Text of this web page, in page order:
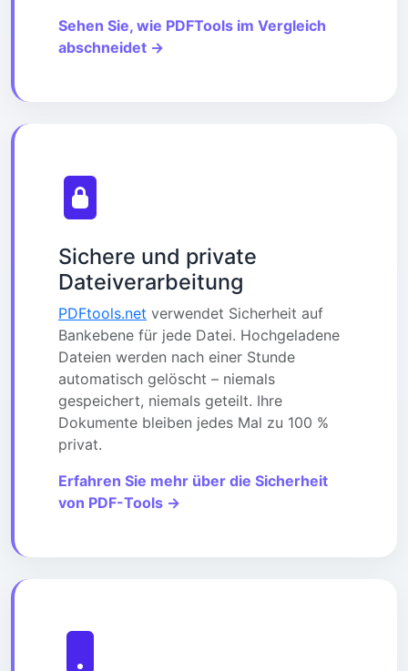
Sehen Sie, wie PDFTools im Vergleich
abschneidet →
Sichere und private
Dateiverarbeitung
PDFtools.net verwendet Sicherheit auf
Bankebene für jede Datei. Hochgeladene
Dateien werden nach einer Stunde
automatisch gelöscht – niemals
gespeichert, niemals geteilt. Ihre
Dokumente bleiben jedes Mal zu 100 %
privat.
Erfahren Sie mehr über die Sicherheit
von PDF-Tools →